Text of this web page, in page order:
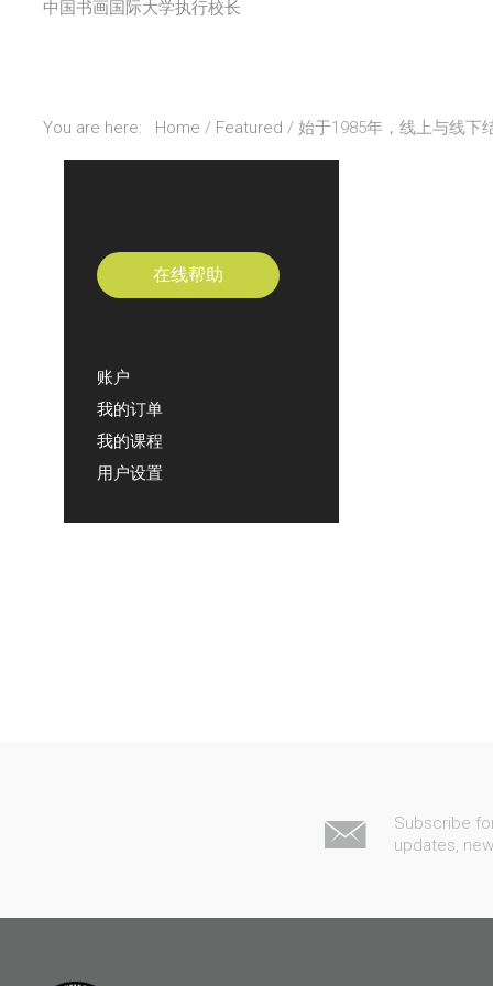
研究
Account
This is a sample module published to the
below the search.
中国书画国际大学执行校长
You are here: Home Featured 始于1985年，线上与线下
在线帮助
账户
我的订单
我的课程
用户设置
Subscribe
updates,